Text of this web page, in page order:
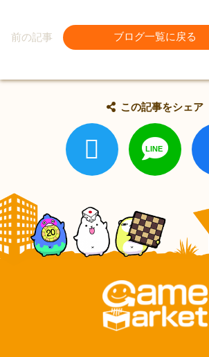
前の記事 ブログ一覧に戻る
この記事をシェア